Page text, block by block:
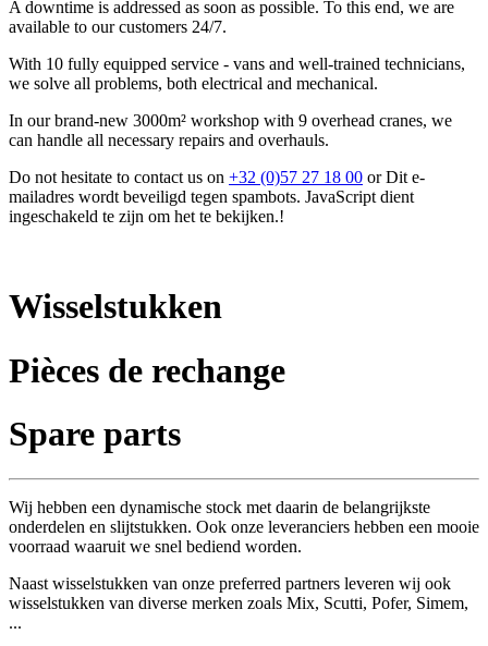
A downtime is addressed as soon as possible. To this end, we are
available to our customers 24/7.
With 10 fully equipped service - vans and well-trained technicians,
we solve all problems, both electrical and mechanical.
In our brand-new 3000m² workshop with 9 overhead cranes, we
can handle all necessary repairs and overhauls.
Do not hesitate to contact us on +32 (0)57 27 18 00 orDit e-
mailadres wordt beveiligd tegen spambots. JavaScript dient
ingeschakeld te zijn om het te bekijken.!
Wisselstukken
Pièces de rechange
Spare parts
Wij hebben een dynamische stock met daarin de belangrijkste
onderdelen en slijtstukken. Ook onze leveranciers hebben een mooie
voorraad waaruit we snel bediend worden.
Naast wisselstukken van onze preferred partners leveren wij ook
wisselstukken van diverse merken zoals Mix, Scutti, Pofer, Simem,
...